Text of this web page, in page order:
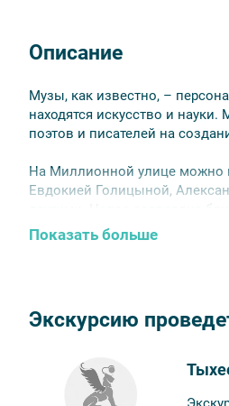
Описание
Музы, как известно, –
находятся искусство и
поэтов и писателей на
На Миллионной улице можно
Евдокией Голицыной,
другими. Целое созвездие
Обратите внимание:срок
мероприятия.
Показать больше
Экскурсию